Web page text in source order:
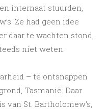
internaat stuurden,
Ze had geen idee
daar te wachten stond,
niet weten.
– te ontsnappen
Tasmanië. Daar
van St. Bartholomew’s,